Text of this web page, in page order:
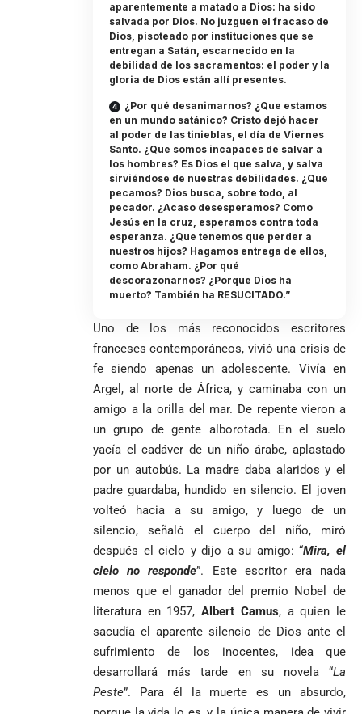
aparentemente a matado a Dios: ha sido
salvada por Dios. No juzguen el fracaso de
Dios, pisoteado por instituciones que se
entregan a Satán, escarnecido en la
debilidad de los sacramentos: el poder y la
gloria de Dios están allí presentes.
¿Por qué desanimarnos? ¿Que estamos
en un mundo satánico? Cristo dejó hacer
al poder de las tinieblas, el día de Viernes
Santo. ¿Que somos incapaces de salvar a
los hombres? Es Dios el que salva, y salva
sirviéndose de nuestras debilidades. ¿Que
pecamos? Dios busca, sobre todo, al
pecador. ¿Acaso desesperamos? Como
Jesús en la cruz, esperamos contra toda
esperanza. ¿Que tenemos que perder a
nuestros hijos? Hagamos entrega de ellos,
como Abraham. ¿Por qué
descorazonarnos? ¿Porque Dios ha
muerto? También ha RESUCITADO.”
Uno de los más reconocidos escritores
franceses contemporáneos, vivió una crisis de
fe siendo apenas un adolescente. Vivía en
Argel, al norte de África, y caminaba con un
amigo a la orilla del mar. De repente vieron a
un grupo de gente alborotada. En el suelo
yacía el cadáver de un niño árabe, aplastado
por un autobús. La madre daba alaridos y el
padre guardaba, hundido en silencio. El joven
volteó hacia a su amigo, y luego de un
silencio, señaló el cuerpo del niño, miró
después el cielo y dijo a su amigo: “Mira, el
cielo no responde”. Este escritor era nada
menos que el ganador del premio Nobel de
literatura en 1957,Albert Camus, a quien le
sacudía el aparente silencio de Dios ante el
sufrimiento de los inocentes, idea que
desarrollará más tarde en su novela “La
Peste”. Para él la muerte es un absurdo,